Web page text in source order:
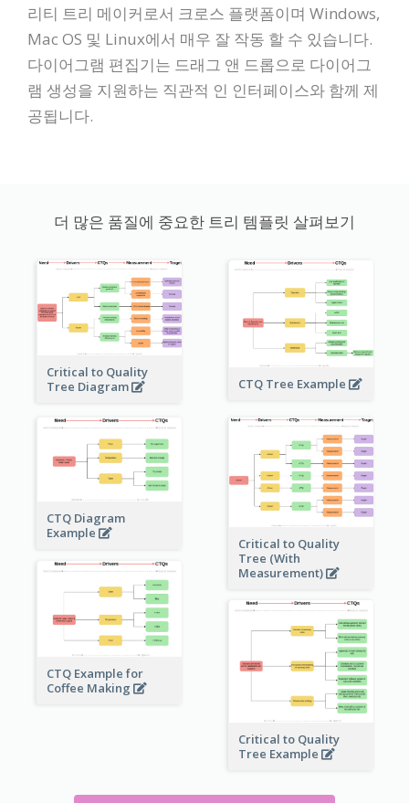
리티 트리 메이커로서 크로스 플랫폼이며 Windows,
Mac OS 및 Linux에서 매우 잘 작동 할 수 있습니다.
다이어그램 편집기는 드래그 앤 드롭으로 다이어그
램 생성을 지원하는 직관적 인 인터페이스와 함께 제
공됩니다.
더 많은 품질에 중요한 트리 템플릿 살펴보기
Critical to Quality
Tree Diagram
CTQ Tree Example
CTQ Diagram
Example
Critical to Quality
Tree (With
Measurement)
CTQ Example for
Coffee Making
Critical to Quality
Tree Example